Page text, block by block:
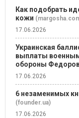
Как подобрать
кожи
17.06.2026
Украинская
выплаты
обороны
17.06.2026
6 незаменимых
(founder.ua)
17.06.2026